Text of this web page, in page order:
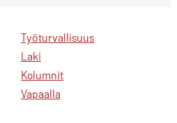
Työturvallisuus
Laki
Kolumnit
Vapaalla